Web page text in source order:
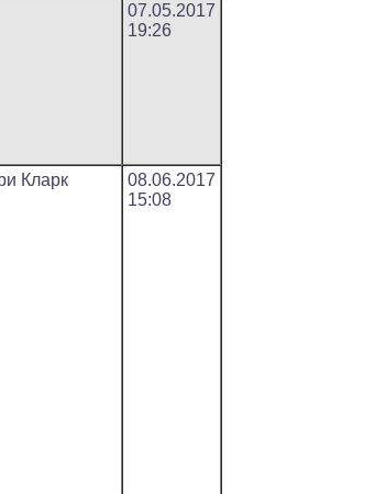
07.05.2017
19:26
Кларк
08.06.2017
15:08